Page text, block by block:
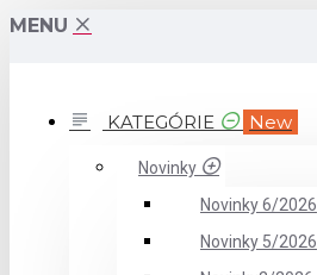
MENU
KATEGÓRIE New
Novinky
Novinky 6/2026
Novinky 5/2026